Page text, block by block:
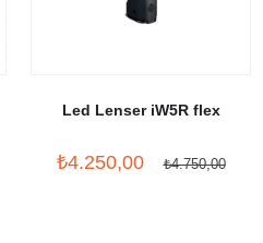
Led Lenser iW5R flex
₺4.250,00 ₺4.750,00